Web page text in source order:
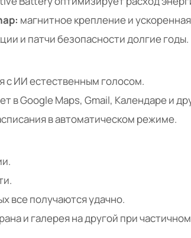
магнитное крепление и
и патчи безопасности долгие годы.
с ИИ естественным голосом.
в Google Maps, Gmail, Календаре и
в автоматическом режиме.
все получаются удачно.
и галерея на другой при